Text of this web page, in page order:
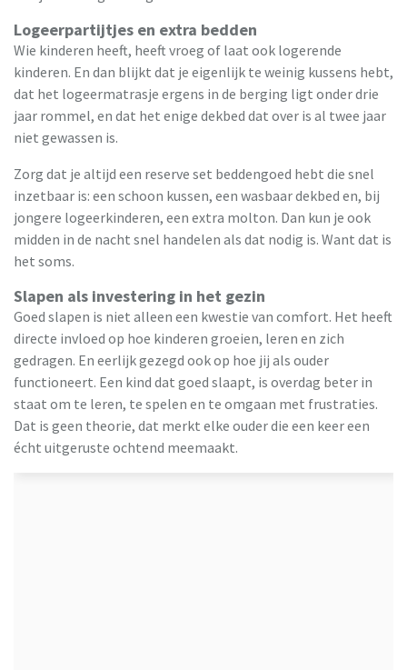
Logeerpartijtjes en extra bedden
Wie kinderen heeft, heeft vroeg of laat ook logerende
kinderen. En dan blijkt dat je eigenlijk te weinig kussens hebt,
dat het logeermatrasje ergens in de berging ligt onder drie
jaar rommel, en dat het enige dekbed dat over is al twee jaar
niet gewassen is.
Zorg dat je altijd een reserve set beddengoed hebt die snel
inzetbaar is: een schoon kussen, een wasbaar dekbed en, bij
jongere logeerkinderen, een extra molton. Dan kun je ook
midden in de nacht snel handelen als dat nodig is. Want dat is
het soms.
Slapen als investering in het gezin
Goed slapen is niet alleen een kwestie van comfort. Het heeft
directe invloed op hoe kinderen groeien, leren en zich
gedragen. En eerlijk gezegd ook op hoe jij als ouder
functioneert. Een kind dat goed slaapt, is overdag beter in
staat om te leren, te spelen en te omgaan met frustraties.
Dat is geen theorie, dat merkt elke ouder die een keer een
écht uitgeruste ochtend meemaakt.